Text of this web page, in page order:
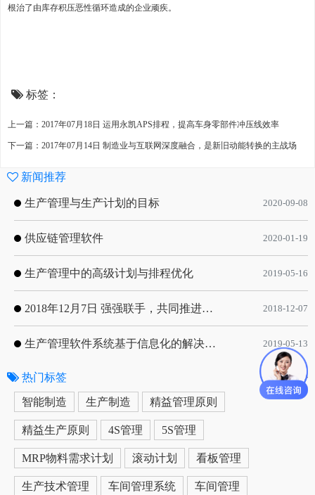
根治了由库存积压恶性循环造成的企业顽疾。
标签：
上一篇：2017年07月18日 运用永凯APS排程，提高车身零部件冲压线效率
下一篇：2017年07月14日 制造业与互联网深度融合，是新旧动能转换的主战场
新闻推荐
生产管理与生产计划的目标 2020-09-08
供应链管理软件 2020-01-19
生产管理中的高级计划与排程优化 2019-05-16
2018年12月7日 强强联手，共同推进电子器件领域APS应用典范 风华高科生产自动化工业互联网应用项目-APS项目启动会 2018-12-07
生产管理软件系统基于信息化的解决方案 2019-05-13
热门标签 更多
智能制造 生产制造 精益管理原则
精益生产原则 4S管理 5S管理
MRP物料需求计划 滚动计划 看板管理
生产技术管理 车间管理系统 车间管理